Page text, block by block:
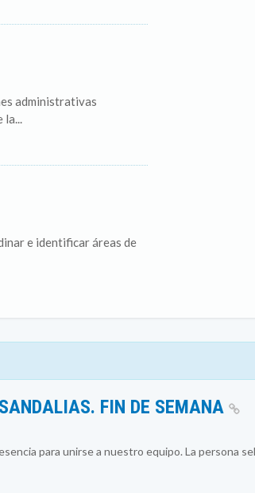
administrativas
la...
e identificar áreas de
FIN DE SEMANA
para unirse a nuestro equipo. La persona